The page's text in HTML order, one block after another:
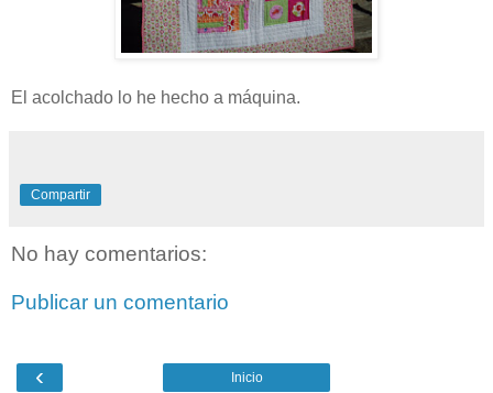
El acolchado lo he hecho a máquina.
Compartir
No hay comentarios:
Publicar un comentario
‹ Inicio